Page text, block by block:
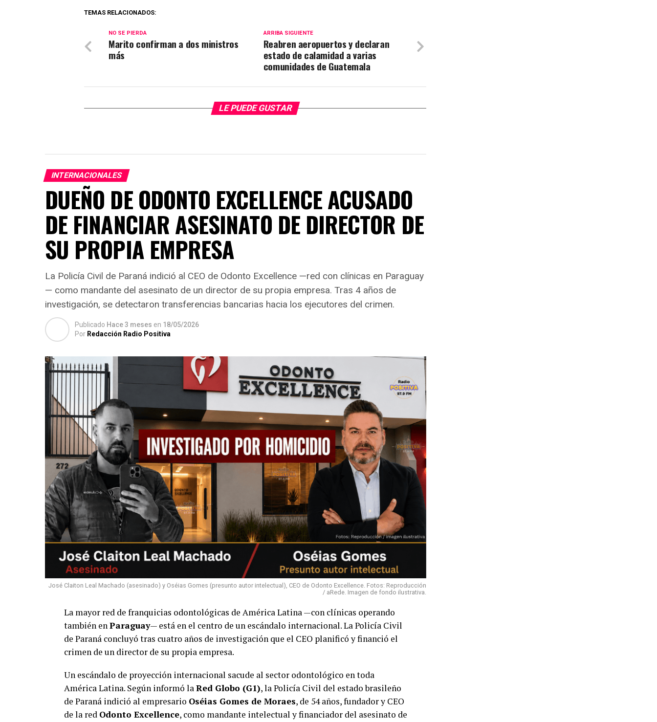
TEMAS RELACIONADOS:
ARRIBA SIGUIENTE
Reabren aeropuertos y declaran
estado de calamidad a varias
comunidades de Guatemala
NO SE PIERDA
Marito confirman a dos ministros
más
LE PUEDE GUSTAR
INTERNACIONALES
DUEÑO DE ODONTO EXCELLENCE ACUSADO
DE FINANCIAR ASESINATO DE DIRECTOR DE
SU PROPIA EMPRESA
La Policía Civil de Paraná indició al CEO de Odonto Excellence —red con clínicas en Paraguay
— como mandante del asesinato de un director de su propia empresa. Tras 4 años de
investigación, se detectaron transferencias bancarias hacia los ejecutores del crimen.
Publicado Hace 3 meses en 18/05/2026
Por Redacción Radio Positiva
José Claiton Leal Machado (asesinado) y Oséias Gomes (presunto autor intelectual), CEO de Odonto Excellence. Fotos: Reproducción
/ aRede. Imagen de fondo ilustrativa.
La mayor red de franquicias odontológicas de América Latina —con clínicas operando
también en Paraguay— está en el centro de un escándalo internacional. La Policía Civil
de Paraná concluyó tras cuatro años de investigación que el CEO planificó y financió el
crimen de un director de su propia empresa.
Un escándalo de proyección internacional sacude al sector odontológico en toda
América Latina. Según informó la Red Globo (G1), la Policía Civil del estado brasileño
de Paraná indició al empresario Oséias Gomes de Moraes, de 54 años, fundador y CEO
de la red Odonto Excellence, como mandante intelectual y financiador del asesinato de